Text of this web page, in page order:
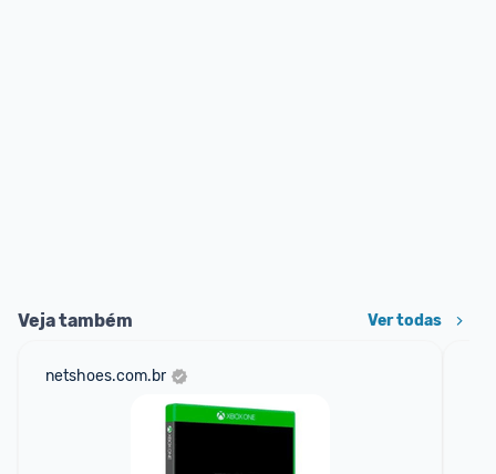
Veja também Ver todas
netshoes.com.br